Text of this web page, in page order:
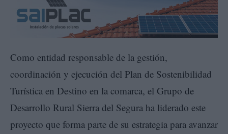
Como entidad responsable de la gestión,
coordinación y ejecución del Plan de Sostenibilidad
Turística en Destino en la comarca, el Grupo de
Desarrollo Rural Sierra del Segura ha liderado este
proyecto que forma parte de su estrategia para avanzar